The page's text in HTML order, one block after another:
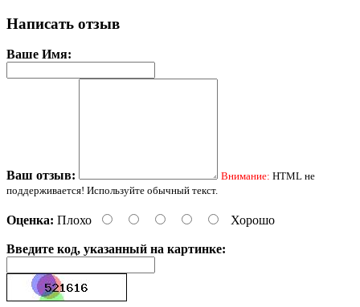
Написать отзыв
Ваше Имя:
Ваш отзыв: Внимание: HTML не
поддерживается! Используйте обычный текст.
Оценка: Плохо Хорошо
Введите код, указанный на картинке: